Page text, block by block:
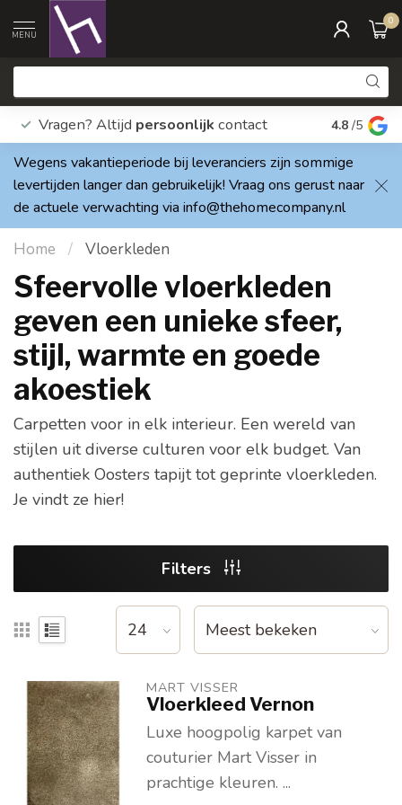
MENU
0
Vragen? Altijd persoonlijk contact Elke dag
4.8 /5
Wegens vakantieperiode bij leveranciers zijn sommige
levertijden langer dan gebruikelijk! Vraag ons gerust naar
de actuele verwachting via info@thehomecompany.nl
Home / Vloerkleden
Sfeervolle vloerkleden
geven een unieke sfeer,
stijl, warmte en goede
akoestiek
Carpetten voor in elk interieur. Een wereld van
stijlen uit diverse culturen voor elk budget. Van
authentiek Oosters tapijt tot geprinte vloerkleden.
Je vindt ze hier!
Filters
MART VISSER
Vloerkleed Vernon
Luxe hoogpolig karpet van
couturier Mart Visser in
prachtige kleuren. ...